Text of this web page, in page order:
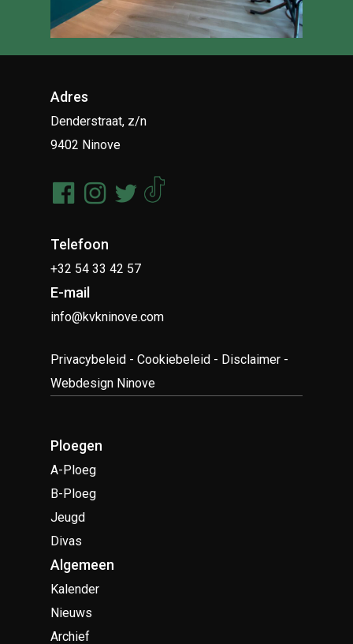
Adres
Denderstraat, z/n
9402 Ninove
Telefoon
+32 54 33 42 57
E-mail
info@kvkninove.com
Privacybeleid -Cookiebeleid - Disclaimer -
Webdesign Ninove
Ploegen
A-Ploeg
B-Ploeg
Jeugd
Divas
Algemeen
Kalender
Nieuws
Archief